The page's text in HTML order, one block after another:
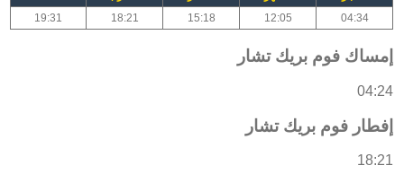
04:34
12:05
15:18
18:21
19:31
إمساك فوم بريك تشار
04:24
إفطار فوم بريك تشار
18:21